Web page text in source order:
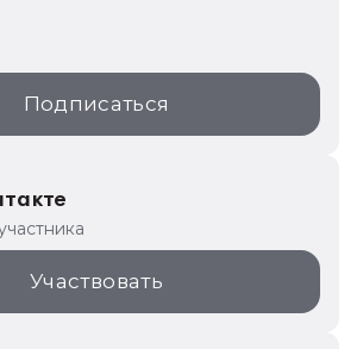
Подписаться
Участвовать